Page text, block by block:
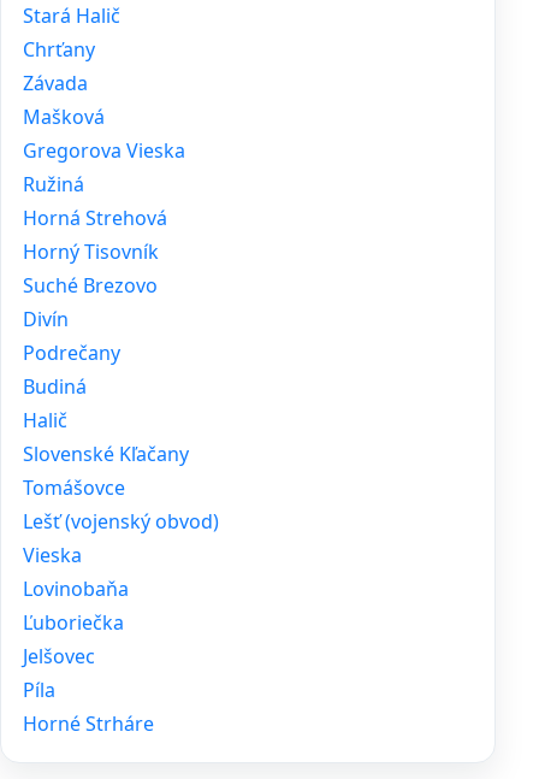
Stará Halič
Chrťany
Závada
Mašková
Gregorova Vieska
Ružiná
Horná Strehová
Horný Tisovník
Suché Brezovo
Divín
Podrečany
Budiná
Halič
Slovenské Kľačany
Tomášovce
Lešť (vojenský obvod)
Vieska
Lovinobaňa
Ľuboriečka
Jelšovec
Píla
Horné Strháre